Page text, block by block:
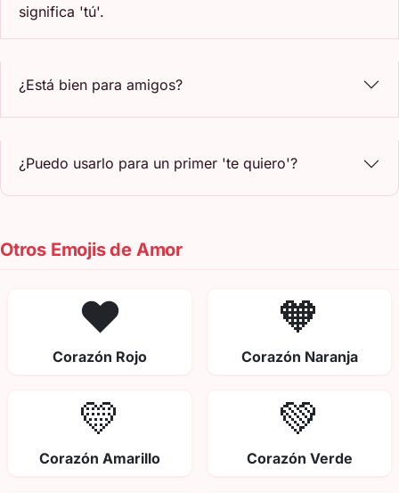
significa 'tú'.
¿Está bien para amigos?
¿Puedo usarlo para un primer 'te quiero'?
Otros Emojis de Amor
❤️
Corazón Rojo
🧡
Corazón Naranja
💛
Corazón Amarillo
💚
Corazón Verde